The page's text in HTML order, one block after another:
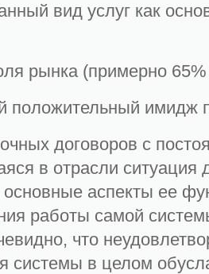
вид услуг как
рынка (примерно
положительный имидж
договоров с
в отрасли ситуация
основные аспекты ее
работы самой
что
системы в целом